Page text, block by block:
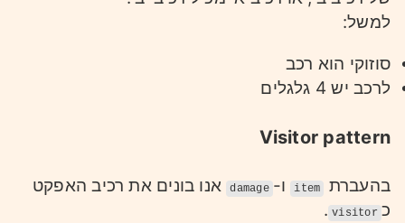
למשל:
סוזוקי הוא רכב
לרכב יש 4 גלגלים
Visitor pattern
בהעברת item ו- damage אנו בונים את רכיב האפקט
כ visitor
.